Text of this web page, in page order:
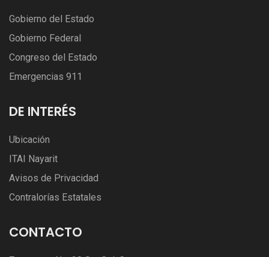
Gobierno del Estado
Gobierno Federal
Congreso del Estado
Emergencias 911
DE INTERÉS
Ubicación
ITAI Nayarit
Avisos de Privacidad
Contralorías Estatales
CONTACTO